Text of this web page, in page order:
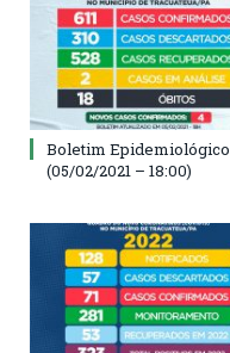
Boletim Epidemiológico
(05/02/2021 – 18:00)